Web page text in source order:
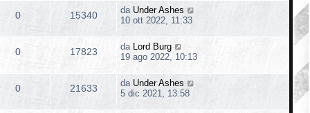
0 15340 da Under Ashes
10 ott 2022, 11:33
0 17823 da Lord Burg
19 ago 2022, 10:13
0 21633 da Under Ashes
5 dic 2021, 13:58